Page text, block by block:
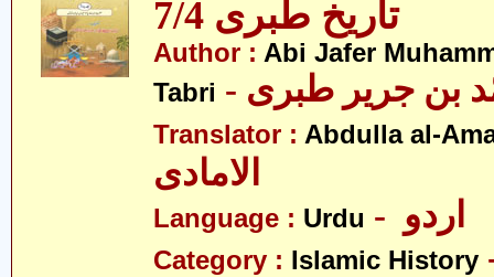
تاریخ طبری 7/4
Author : Abi Jafer
Tabri
بن جریر طبری
Translator : Abdulla al-
الامادی
Language : Urdu
Category : Islamic History